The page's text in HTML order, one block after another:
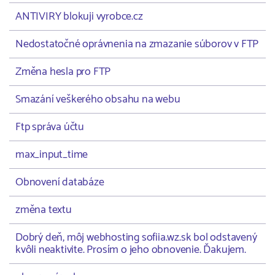
ANTIVIRY blokuji vyrobce.cz
Nedostatočné oprávnenia na zmazanie súborov v FTP
Změna hesla pro FTP
Smazání veškerého obsahu na webu
Ftp správa účtu
max_input_time
Obnovení databáze
změna textu
Dobrý deň, môj webhosting sofiia.wz.sk bol odstavený
kvôli neaktivite. Prosím o jeho obnovenie. Ďakujem.